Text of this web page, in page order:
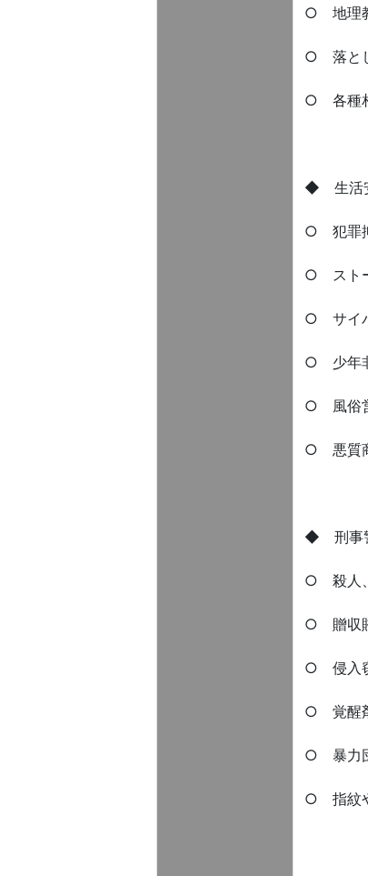
○ 地理
○ 落と
○ 各種
◆ 生活
○ 犯罪
○ スト
○ サイ
○ 少年非
○ 風俗営
○ 悪質商
◆ 刑事
○ 殺人
○ 贈収
○ 侵入
○ 覚醒
○ 暴力
○ 指紋